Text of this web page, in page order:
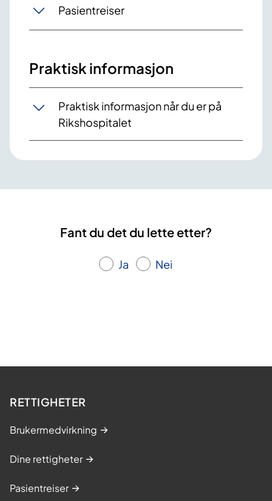
Pasientreiser
Praktisk informasjon
Praktisk informasjon når du er på
Rikshospitalet
Fant du det du lette etter?
Ja Nei
RETTIGHETER
Brukermedvirkning
Dine rettigheter
Pasientreiser